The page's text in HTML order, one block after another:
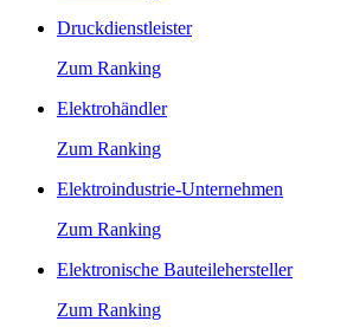
Druckdienstleister
Zum Ranking
Elektrohändler
Zum Ranking
Elektroindustrie-Unternehmen
Zum Ranking
Elektronische Bauteilehersteller
Zum Ranking